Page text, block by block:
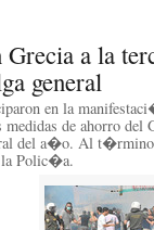
a la
general
en la
medidas de ahorro del
del a�o. Al
la Polic�a.